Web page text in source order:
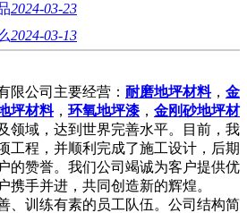
2024-03-23
2024-03-13
公司主要经营： 耐磨地坪材料， 金
坪材料， 环氧地坪漆 ， 金刚砂地坪材
领域，达到世界完善水平。目前，我
工程，并顺利完成了施工设计，后期
的赞誉。我们公司竭诚为客户提供优
携手并进，共同创造新的辉煌。
训练有素的员工队伍。公司结构简